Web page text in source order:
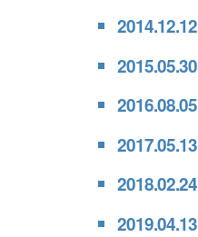
2014.12.12
2015.05.30
2016.08.05
2017.05.13
2018.02.24
2019.04.13